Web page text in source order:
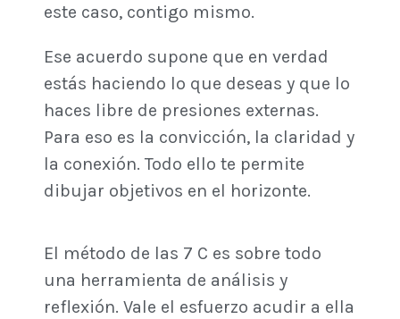
este caso, contigo mismo.
Ese acuerdo supone que en verdad
estás haciendo lo que deseas y que lo
haces libre de presiones externas.
Para eso es la convicción, la claridad y
la conexión. Todo ello te permite
dibujar objetivos en el horizonte.
El método de las 7 C es sobre todo
una herramienta de análisis y
reflexión. Vale el esfuerzo acudir a ella